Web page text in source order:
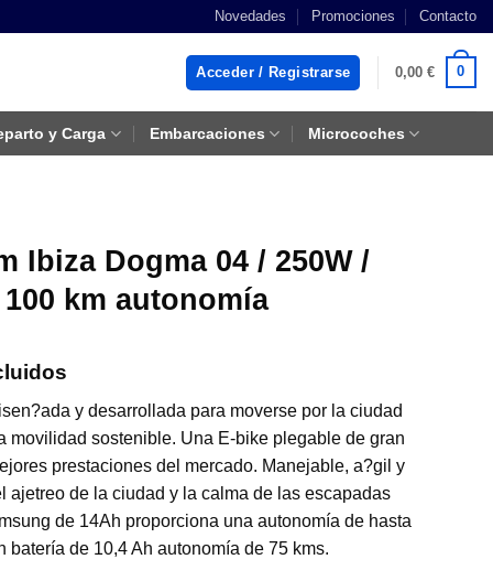
Novedades Promociones Contacto
Acceder / Registrarse 0,00 € 0
y Carga Embarcaciones Microcoches
Ibiza Dogma 04 / 250W /
km autonomía
€
€
y desarrollada para moverse por la ciudad
movilidad sostenible. Una E-bike plegable de gran
prestaciones del mercado. Manejable, a?gil y
ajetreo de la ciudad y la calma de las escapadas
de 14Ah proporciona una autonomía de hasta
de 10,4 Ah autonomía de 75 kms.